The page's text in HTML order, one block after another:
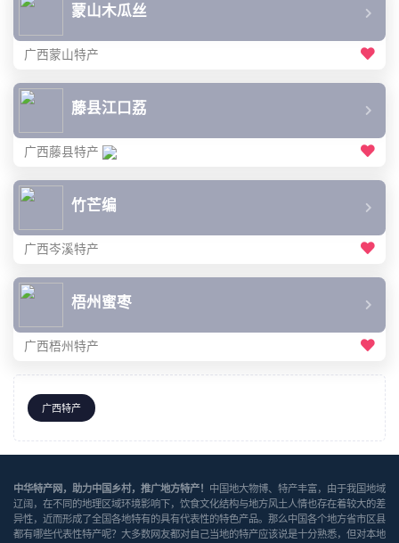
蒙山木瓜丝
广西蒙山特产
藤县江口荔
广西藤县特产
竹芒编
广西岑溪特产
梧州蜜枣
广西梧州特产
广西特产
中华特产网，助力中国乡村，推广地方特产！ 中国地大物博、特产丰富，由于我国地域
辽阔，在不同的地理区域环境影响下，饮食文化结构与地方风土人情也存在着较大的差
异性，近而形成了全国各地特有的具有代表性的特色产品。那么中国各个地方省市区县
都有哪些代表性特产呢？大多数网友都对自己当地的特产应该说是十分熟悉，但对本地